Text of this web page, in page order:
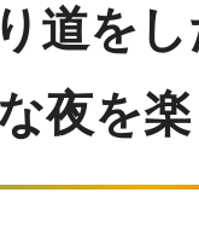
道をし
夜を